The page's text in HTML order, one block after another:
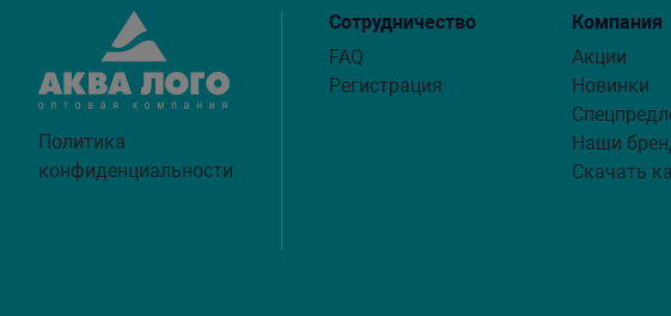
Политика
конфиденциальности
Сотрудничество
FAQ
Регистрация
Компания
Акции
Новинки
Наши
Скачать